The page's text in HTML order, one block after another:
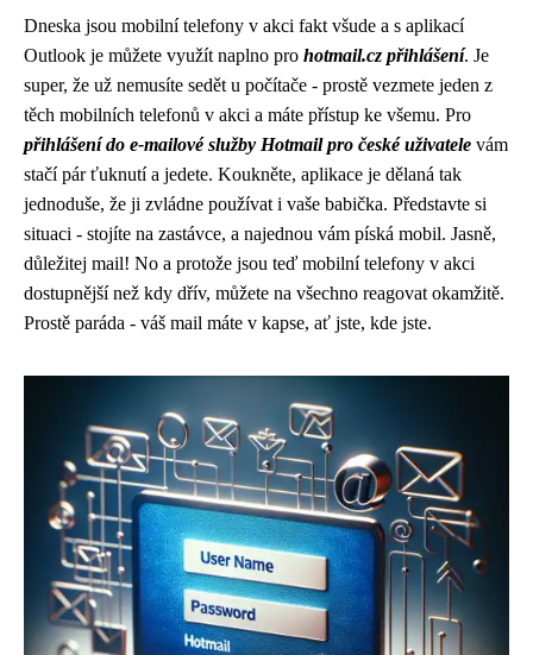
Dneska jsou mobilní telefony v akci fakt všude a s aplikací
Outlook je můžete využít naplno pro hotmail.cz přihlášení. Je
super, že už nemusíte sedět u počítače - prostě vezmete jeden z
těch mobilních telefonů v akci a máte přístup ke všemu. Pro
přihlášení do e-mailové služby Hotmail pro české uživatele vám
stačí pár ťuknutí a jedete. Koukněte, aplikace je dělaná tak
jednoduše, že ji zvládne používat i vaše babička. Představte si
situaci - stojíte na zastávce, a najednou vám píská mobil. Jasně,
důležitej mail! No a protože jsou teď mobilní telefony v akci
dostupnější než kdy dřív, můžete na všechno reagovat okamžitě.
Prostě paráda - váš mail máte v kapse, ať jste, kde jste.